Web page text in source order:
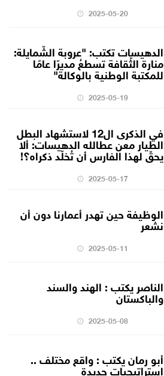
2025-05-20
الدهيسات تكتب: "عروبة الشّمايلة:
منارة الثّقافة تسطعُ مديرًا عامًا
للمكتبة الوطنية بالوكالة"
2025-05-19
في الذكرى ال12 لاستشهاد البطل
الطيار معن عطالله الدهيسات: ألا
يحقّ لهذا الفارس أن تُخلّد ذكراه؟!
2025-05-17
الوظيفة حين تهدر أعمارنا دون أن
نشعر
2025-05-11
الناصر يكتب : الهند والسند
والباكستان
2025-05-08
أبو رمان يكتب : واقع مختلف ..
استراتيجيات جديدة